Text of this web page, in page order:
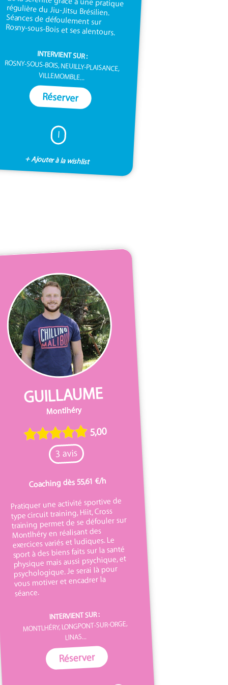
Rosny-sous-Bois et ses alentours.
INTERVIENT SUR :
ROSNY-SOUS-BOIS, NEUILLY-PLAISANCE,
VILLEMOMBLE...
Réserver
I
+ Ajouter à la wishlist
GUILLAUME
Montlhéry
5,00
3 avis
Coaching dès 55,61 €/h
Pratiquer une activité sportive de
type circuit training, Hiit, Cross
training permet de se défouler sur
Montlhéry en réalisant des
exercices variés et ludiques. Le
sport à des biens faits sur la santé
physique mais aussi psychique, et
psychologique. Je serai là pour
vous motiver et encadrer la
séance.
INTERVIENT SUR :
MONTLHÉRY, LONGPONT-SUR-ORGE,
LINAS...
Réserver